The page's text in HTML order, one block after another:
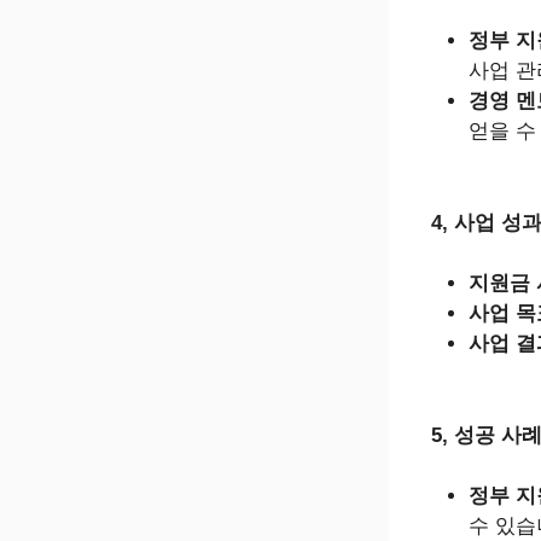
정부
사업
경영
얻을
4, 사업 성
지원금
사업
사업
5, 성공 사
정부
수 있